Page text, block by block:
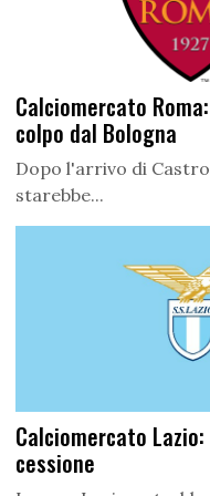
Calciomercato
colpo dal Bologna
Dopo l'arrivo di
starebbe...
Calciomercato
cessione